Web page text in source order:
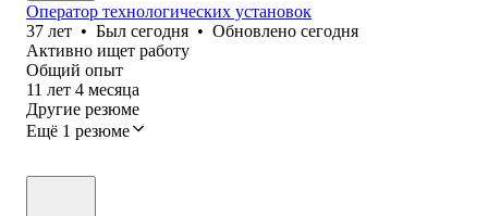
Оператор технологических установок
37 лет • Был сегодня • Обновлено сегодня
Активно ищет работу
Общий опыт
11 лет 4 месяца
Другие резюме
Ещё 1 резюме